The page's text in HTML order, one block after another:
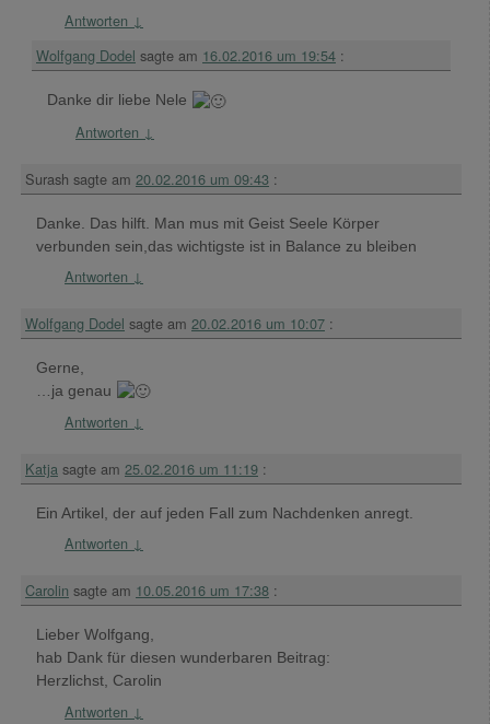
Antworten ↓
Wolfgang Dodel sagte am 16.02.2016 um 19:54 :
Danke dir liebe Nele
Antworten ↓
Surash sagte am 20.02.2016 um 09:43 :
Danke. Das hilft. Man mus mit Geist Seele Körper
verbunden sein,das wichtigste ist in Balance zu bleiben
Antworten ↓
Wolfgang Dodel sagte am 20.02.2016 um 10:07 :
Gerne,
…ja genau
Antworten ↓
Katja sagte am 25.02.2016 um 11:19 :
Ein Artikel, der auf jeden Fall zum Nachdenken anregt.
Antworten ↓
Carolin sagte am 10.05.2016 um 17:38 :
Lieber Wolfgang,
hab Dank für diesen wunderbaren Beitrag:
Herzlichst, Carolin
Antworten ↓